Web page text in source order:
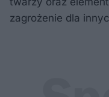
zagrożenie dla